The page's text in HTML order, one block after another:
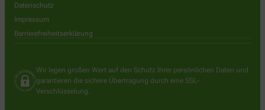
Datenschutz
Impressum
Barrierefreiheitserklärung
Wir legen großen Wert auf den Schutz Ihrer persönlichen Daten und
garantieren die sichere Übertragung durch eine SSL-
Verschlüsselung.